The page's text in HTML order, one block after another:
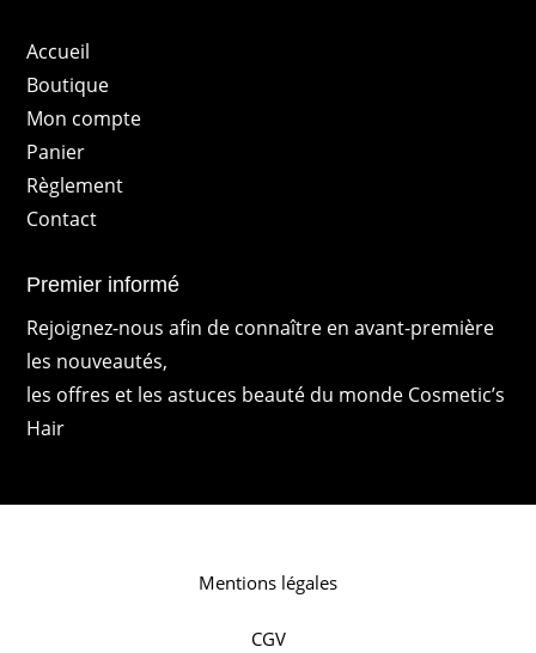
Accueil
Boutique
Mon compte
Panier
Règlement
Contact
Premier informé
Rejoignez-nous afin de connaître en avant-première
les nouveautés,
les offres et les astuces beauté du monde Cosmetic’s
Hair
Mentions légales
CGV